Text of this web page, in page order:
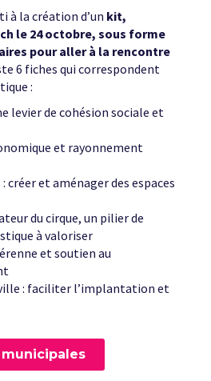
à la création d’un kit,
le 24 octobre, sous forme
pour aller à la rencontre
6 fiches qui correspondent
:
levier de cohésion sociale et
et rayonnement
créer et aménager des espaces
du cirque, un pilier de
à valoriser
et soutien au
: faciliter l’implantation et
municipales